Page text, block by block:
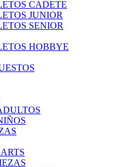
CADETE
JUNIOR
SENIOR
HOBBYE